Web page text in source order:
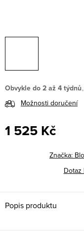
Obvykle do 2 až 4 týdnů
Možnosti doručení
1 525 Kč
Značka:
Popis produktu